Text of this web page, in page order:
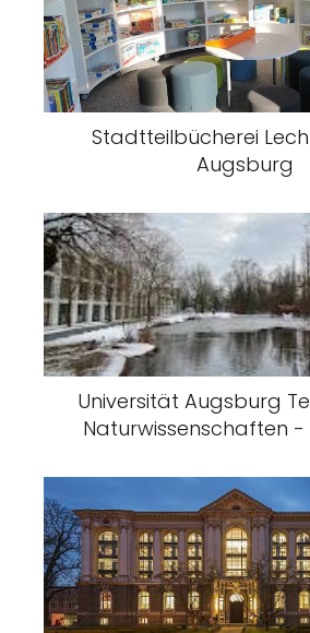
Stadtteilbücherei
Augsburg
Universität Augsburg
Naturwissenschaften